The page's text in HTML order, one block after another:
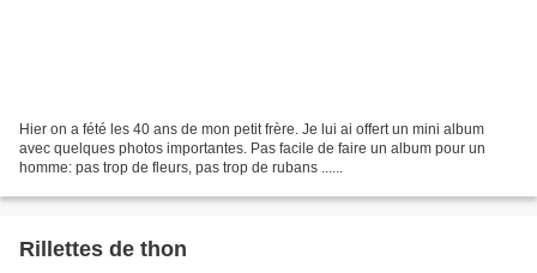
Hier on a fété les 40 ans de mon petit frère. Je lui ai offert un mini album
avec quelques photos importantes. Pas facile de faire un album pour un
homme: pas trop de fleurs, pas trop de rubans ......
Rillettes de thon